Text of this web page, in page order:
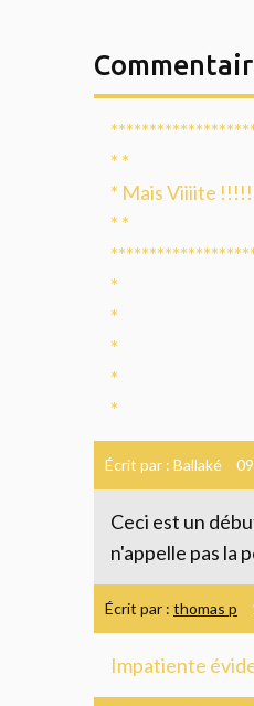
* *
* Mais Viiiite
* *
*
*
*
*
*
Écrit par : Ballaké
Ceci est un
n'appelle pas la
Écrit par : thomas p
Impatiente